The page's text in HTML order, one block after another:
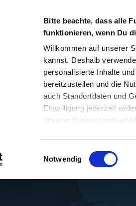
Bitte beachte, dass alle
funktionieren, wenn Du
Willkommen auf unserer
kannst. Deshalb
personalisierte Inhalte
bereitzustellen und die
auch Standortdaten und
Einwilligung jederzeit
unserer
Einwilligungsauswahl
Notwendig
IT-
Managed
–Erfahre Schritt für
und endlich wieder Luft fürs